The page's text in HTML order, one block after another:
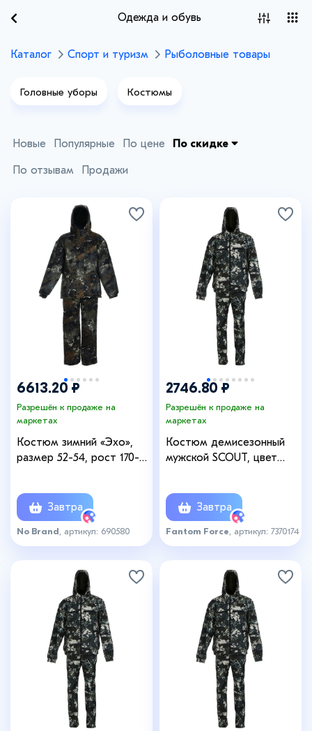
Одежда и обувь
Каталог Спорт и туризм Рыболовные товары
Головные уборы Костюмы
Новые Популярные По цене По скидке
По отзывам Продажи
6613.20 ₽
Разрешён к продаже на
маркетах
Костюм зимний «Эхо»,
размер 52-54, рост 170-
Завтра
No Brand , артикул: 690580
2746.80 ₽
Разрешён к продаже на
маркетах
Костюм демисезонный
мужской SCOUT, цвет
Завтра
Fantom Force , артикул: 7370174